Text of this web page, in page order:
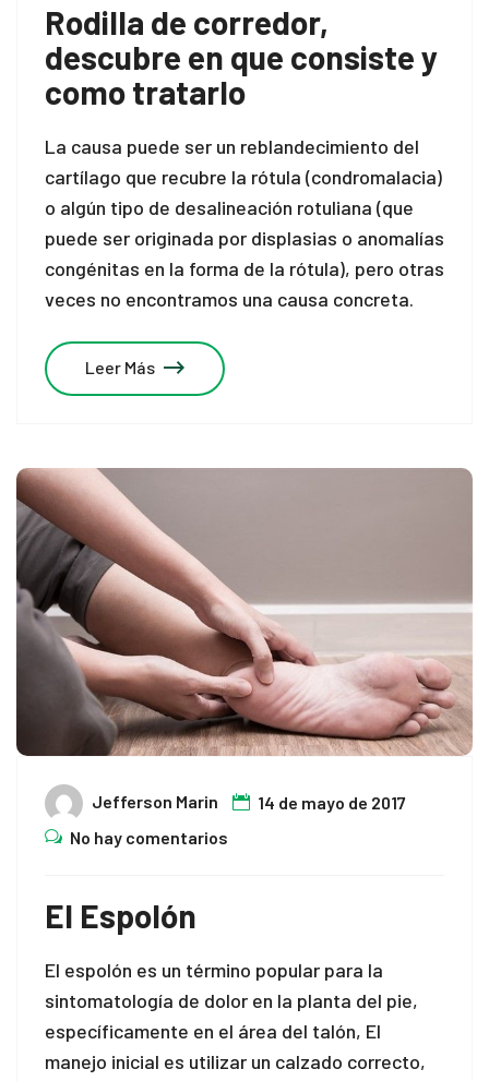
Rodilla de corredor,
descubre en que consiste y
como tratarlo
La causa puede ser un reblandecimiento del
cartílago que recubre la rótula (condromalacia)
o algún tipo de desalineación rotuliana (que
puede ser originada por displasias o anomalías
congénitas en la forma de la rótula), pero otras
veces no encontramos una causa concreta.
Leer Más
Jefferson Marin
14 de mayo de 2017
No hay comentarios
El Espolón
El espolón es un término popular para la
sintomatología de dolor en la planta del pie,
específicamente en el área del talón, El
manejo inicial es utilizar un calzado correcto,